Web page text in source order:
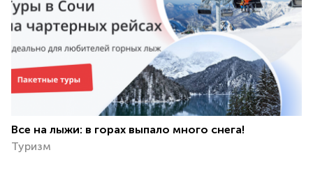
Все на лыжи: в горах выпало много снега!
Туризм